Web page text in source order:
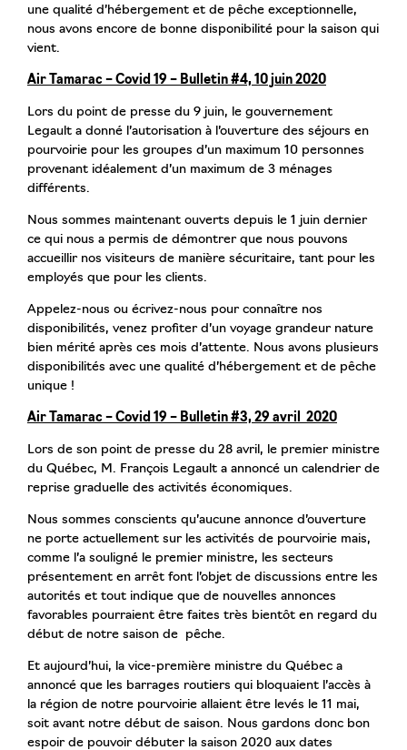
une qualité d’hébergement et de pêche exceptionnelle,
nous avons encore de bonne disponibilité pour la saison qui
vient.
Air Tamarac – Covid 19 – Bulletin #4, 10 juin 2020
Lors du point de presse du 9 juin, le gouvernement
Legault a donné l’autorisation à l’ouverture des séjours en
pourvoirie pour les groupes d’un maximum 10 personnes
provenant idéalement d’un maximum de 3 ménages
différents.
Nous sommes maintenant ouverts depuis le 1 juin dernier
ce qui nous a permis de démontrer que nous pouvons
accueillir nos visiteurs de manière sécuritaire, tant pour les
employés que pour les clients.
Appelez-nous ou écrivez-nous pour connaître nos
disponibilités, venez profiter d’un voyage grandeur nature
bien mérité après ces mois d’attente. Nous avons plusieurs
disponibilités avec une qualité d’hébergement et de pêche
unique !
Air Tamarac – Covid 19 – Bulletin #3, 29 avril 2020
Lors de son point de presse du 28 avril, le premier ministre
du Québec, M. François Legault a annoncé un calendrier de
reprise graduelle des activités économiques.
Nous sommes conscients qu’aucune annonce d’ouverture
ne porte actuellement sur les activités de pourvoirie mais,
comme l’a souligné le premier ministre, les secteurs
présentement en arrêt font l’objet de discussions entre les
autorités et tout indique que de nouvelles annonces
favorables pourraient être faites très bientôt en regard du
début de notre saison de pêche.
Et aujourd’hui, la vice-première ministre du Québec a
annoncé que les barrages routiers qui bloquaient l’accès à
la région de notre pourvoirie allaient être levés le 11 mai,
soit avant notre début de saison. Nous gardons donc bon
espoir de pouvoir débuter la saison 2020 aux dates